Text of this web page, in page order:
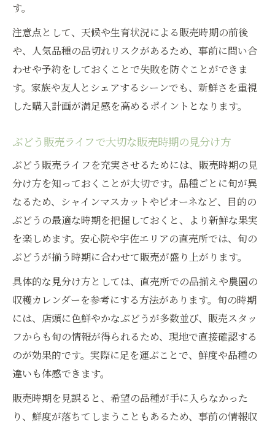
す。
注意点として、天候や生育状況による販売時期の前後
や、人気品種の品切れリスクがあるため、事前に問い合
わせや予約をしておくことで失敗を防ぐことができま
す。家族や友人とシェアするシーンでも、新鮮さを重視
した購入計画が満足感を高めるポイントとなります。
ぶどう販売ライフで大切な販売時期の見分け方
ぶどう販売ライフを充実させるためには、販売時期の見
分け方を知っておくことが大切です。品種ごとに旬が異
なるため、シャインマスカットやピオーネなど、目的の
ぶどうの最適な時期を把握しておくと、より新鮮な果実
を楽しめます。安心院や宇佐エリアの直売所では、旬の
ぶどうが揃う時期に合わせて販売が盛り上がります。
具体的な見分け方としては、直売所での品揃えや農園の
収穫カレンダーを参考にする方法があります。旬の時期
には、店頭に色鮮やかなぶどうが多数並び、販売スタッ
フからも旬の情報が得られるため、現地で直接確認する
のが効果的です。実際に足を運ぶことで、鮮度や品種の
違いも体感できます。
販売時期を見誤ると、希望の品種が手に入らなかった
り、鮮度が落ちてしまうこともあるため、事前の情報収